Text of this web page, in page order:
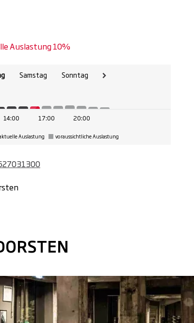
Auslastung 10%
Samstag Sonntag
14:00 17:00 20:00
Auslastung voraussichtliche Auslastung